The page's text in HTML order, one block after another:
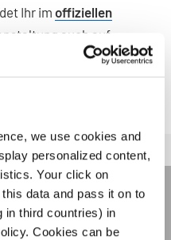
we use cookies and
personalized content,
Your click on
data and pass it on to
in third countries) in
Cookies can be
Ihr im offiziellen
auch auf
Fotos, Videos und